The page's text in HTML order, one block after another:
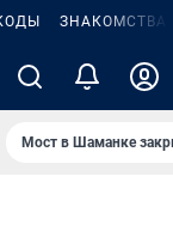
ЗНАКОМСТВА
Мост в Шаманке